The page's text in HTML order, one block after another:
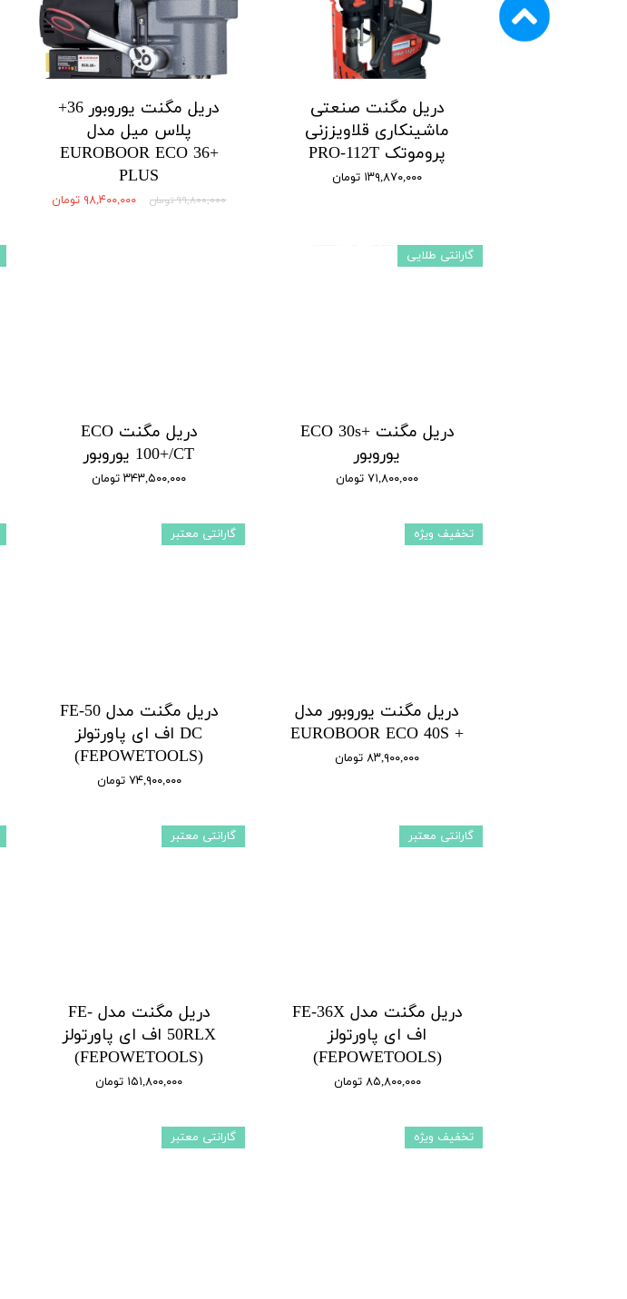
دریل مگنت صنعتی
ماشینکاری قلاویززنی
پروموتک PRO-112T
۱۳۹,۸۷۰,۰۰۰ تومان
دریل مگنت یوروبور 36+
پلاس میل مدل
EUROBOOR ECO 36+
PLUS
۹۹,۸۰۰,۰۰۰ تومان ۹۸,۴۰۰,۰۰۰ تومان
دریل مگنت +ECO 30s
یوروبور
۷۱,۸۰۰,۰۰۰ تومان
گارانتی طلایی
دریل مگنت ECO
100+/CT یوروبور
۳۴۳,۵۰۰,۰۰۰ تومان
دریل مگنت یوروبور مدل
+ EUROBOOR ECO 40S
۸۳,۹۰۰,۰۰۰ تومان
تخفیف ویژه
دریل مگنت مدل FE-50
DC اف ای پاورتولز
(FEPOWETOOLS)
۷۴,۹۰۰,۰۰۰ تومان
گارانتی معتبر
دریل مگنت مدل FE-36X
اف ای پاورتولز
(FEPOWETOOLS)
۸۵,۸۰۰,۰۰۰ تومان
گارانتی معتبر
دریل مگنت مدل FE-
50RLX اف ای پاورتولز
(FEPOWETOOLS)
۱۵۱,۸۰۰,۰۰۰ تومان
گارانتی معتبر
تخفیف ویژه گارانتی معتبر